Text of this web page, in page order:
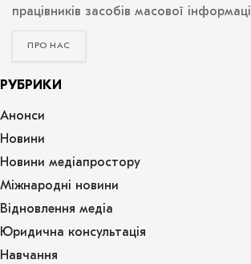
працівників засобів масової
ПРО НАС
РУБРИКИ
Анонси
Новини
Новини медіапростору
Міжнародні новини
Відновлення медіа
Юридична консультація
Навчання